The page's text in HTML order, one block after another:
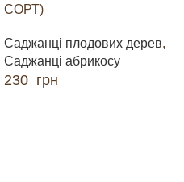
СОРТ)
Саджанці плодових дерев,
Саджанці абрикосу
230 грн